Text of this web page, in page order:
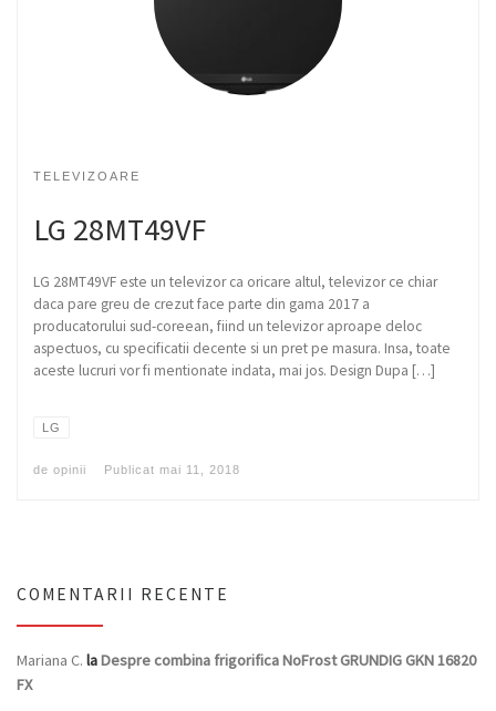
TELEVIZOARE
LG 28MT49VF
LG 28MT49VF este un televizor ca oricare altul, televizor ce chiar
daca pare greu de crezut face parte din gama 2017 a
producatorului sud-coreean, fiind un televizor aproape deloc
aspectuos, cu specificatii decente si un pret pe masura. Insa, toate
aceste lucruri vor fi mentionate indata, mai jos. Design Dupa […]
LG
de opinii Publicat mai 11, 2018
COMENTARII RECENTE
Mariana C. laDespre combina frigorifica NoFrost GRUNDIG GKN 16820
FX